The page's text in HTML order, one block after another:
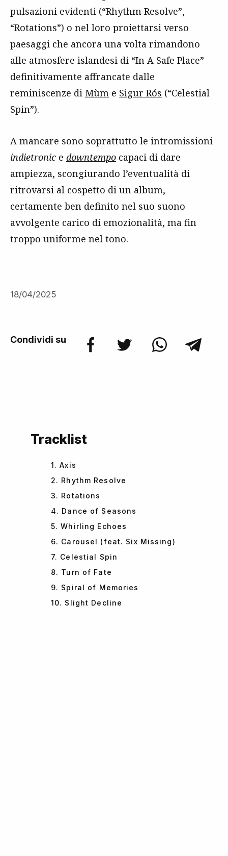
pulsazioni evidenti (“Rhythm Resolve”,
“Rotations”) o nel loro proiettarsi verso
paesaggi che ancora una volta rimandono
alle atmosfere islandesi di “In A Safe Place”
definitivamente affrancate dalle
reminiscenze di Mùm e Sigur Rós (“Celestial
Spin”).
A mancare sono soprattutto le intromissioni
indietronic e downtempo capaci di dare
ampiezza, scongiurando l’eventualità di
ritrovarsi al cospetto di un album,
certamente ben definito nel suo suono
avvolgente carico di emozionalità, ma fin
troppo uniforme nel tono.
18/04/2025
Condividi su
Tracklist
1. Axis
2. Rhythm Resolve
3. Rotations
4. Dance of Seasons
5. Whirling Echoes
6. Carousel (feat. Six Missing)
7. Celestial Spin
8. Turn of Fate
9. Spiral of Memories
10. Slight Decline